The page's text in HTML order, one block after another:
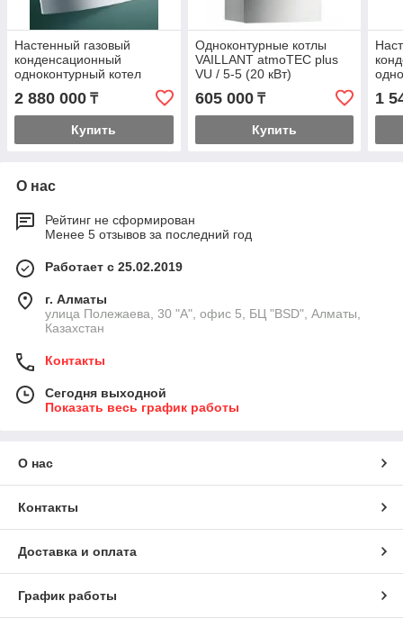
Настенный газовый
конденсационный
одноконтурный котел
Vaillant ecoTEC plus VU
486-656/5-5 (65 кВт)
2 880 000 ₸
Купить
Одноконтурные котлы
VAILLANT atmoTEC plus
VU / 5-5 (20 кВт)
605 000₸
Купить
- 35
1
О нас
Рейтинг не сформирован
Менее 5 отзывов за последний год
Работает с 25.02.2019
г. Алматы
улица Полежаева, 30 "А", офис 5, БЦ "BSD", Алматы,
Казахстан
Контакты
Сегодня выходной
Показать весь график работы
О нас
Контакты
Доставка и оплата
График работы